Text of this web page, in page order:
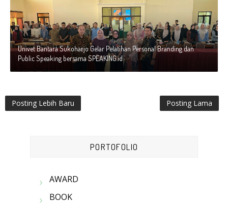
Univet Bantara Sukoharjo Gelar Pelatihan Personal Branding dan
Public Speaking bersama SPEAKING.id
Posting Lebih Baru Posting Lama
PORTOFOLIO
AWARD
BOOK